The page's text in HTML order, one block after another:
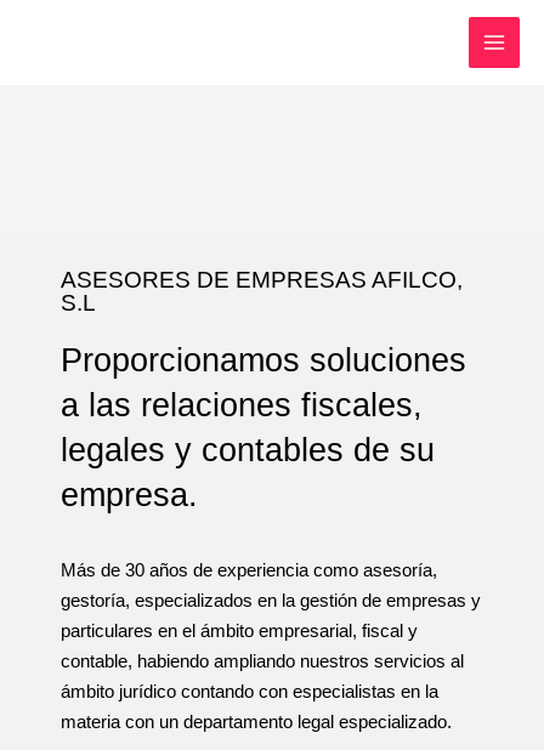
ASESORES DE EMPRESAS AFILCO,
S.L
Proporcionamos soluciones
a las relaciones fiscales,
legales y contables de su
empresa.
Más de 30 años de experiencia como asesoría,
gestoría, especializados en la gestión de empresas y
particulares en el ámbito empresarial, fiscal y
contable, habiendo ampliando nuestros servicios al
ámbito jurídico contando con especialistas en la
materia con un departamento legal especializado.